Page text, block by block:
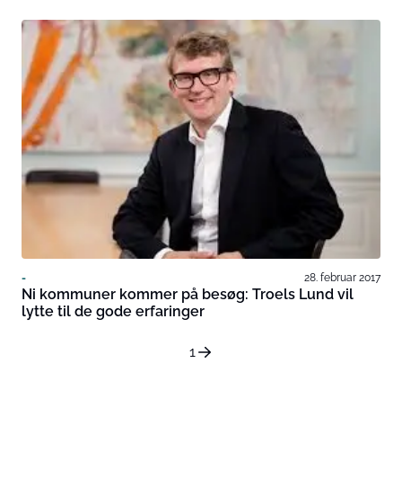
- 28. februar 2017
Ni kommuner kommer på besøg: Troels Lund vil
lytte til de gode erfaringer
1